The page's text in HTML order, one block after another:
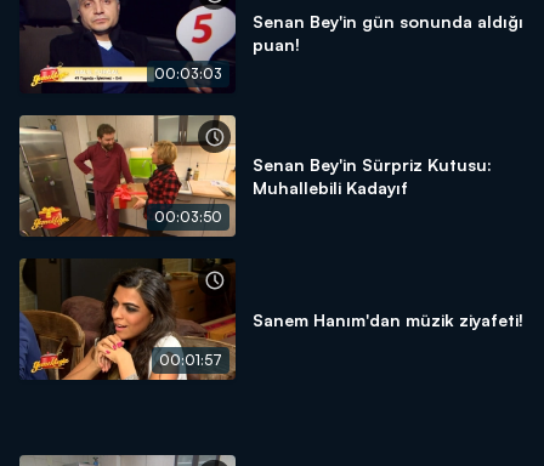
00:03:03
Senan Bey'in gün sonunda aldığı
puan!
00:03:50
Senan Bey'in Sürpriz Kutusu:
Muhallebili Kadayıf
00:01:57
Sanem Hanım'dan müzik ziyafeti!